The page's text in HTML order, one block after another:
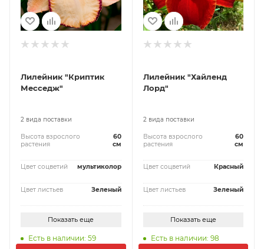
Лилейник "Криптик
Месседж"
2 вида поставки
Высота взрослого
растения
60
см
Цвет соцветий мультиколор
Цвет листьев Зеленый
Показать еще
Есть в наличии: 59
Лилейник "Хайленд
Лорд"
2 вида поставки
Высота взрослого
растения
60
см
Цвет соцветий Красный
Цвет листьев Зеленый
Показать еще
Есть в наличии: 98